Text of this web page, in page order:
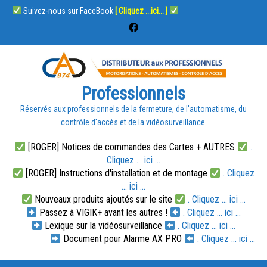
Suivez-nous sur FaceBook [ Cliquez ...ici... ]
Professionnels
Réservés aux professionnels de la fermeture, de l'automatisme, du
contrôle d'accès et de la vidéosurveillance.
[ROGER] Notices de commandes des Cartes + AUTRES
.
Cliquez ... ici ...
[ROGER] Instructions d'installation et de montage
. Cliquez
... ici ...
Nouveaux produits ajoutés sur le site
. Cliquez ... ici ...
Passez à VIGIK+ avant les autres !
. Cliquez ... ici ...
Lexique sur la vidéosurveillance
. Cliquez ... ici ...
Document pour Alarme AX PRO
. Cliquez ... ici ...